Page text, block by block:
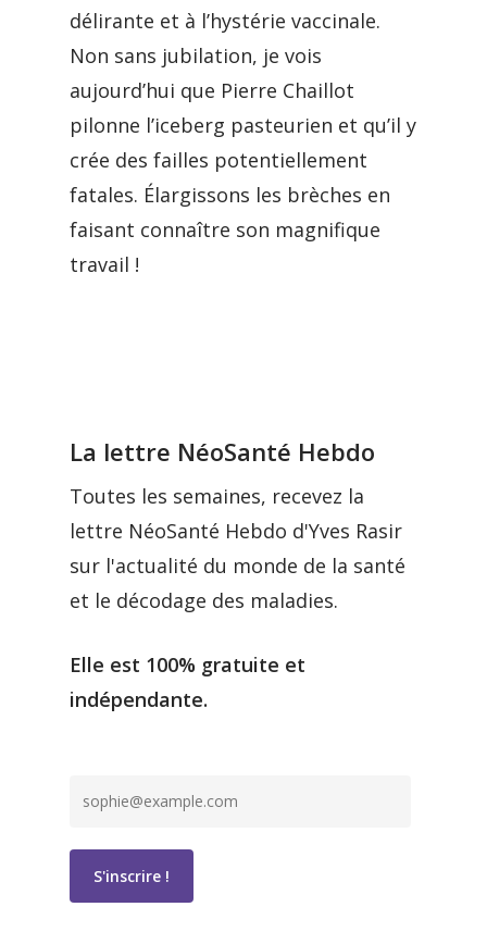
délirante et à l’hystérie vaccinale.
Non sans jubilation, je vois
aujourd’hui que Pierre Chaillot
pilonne l’iceberg pasteurien et qu’il y
crée des failles potentiellement
fatales. Élargissons les brèches en
faisant connaître son magnifique
travail !
La lettre NéoSanté Hebdo
Toutes les semaines, recevez la
lettre NéoSanté Hebdo d'Yves Rasir
sur l'actualité du monde de la santé
et le décodage des maladies.
Elle est 100% gratuite et
indépendante.